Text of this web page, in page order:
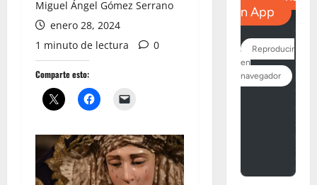
Miguel Ángel Gómez Serrano
enero 28, 2024
1 minuto de lectura
0
Comparte esto: